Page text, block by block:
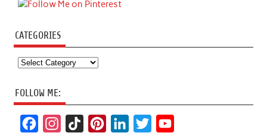
CATEGORIES
Categories
FOLLOW ME: